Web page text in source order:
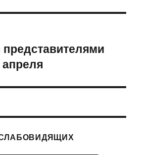
представителями